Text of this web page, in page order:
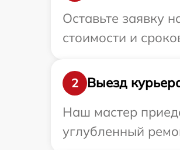
Оставьте заявку
стоимости и
2
Выезд
Наш мастер
углубленный